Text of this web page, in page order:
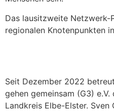
Das lausitzweite Netzwerk-
regionalen Knotenpunkten
Seit Dezember 2022
gehen gemeinsam (G3)
Landkreis Elbe-Elster. Sven